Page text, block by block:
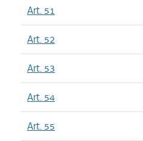
Art. 51
Art. 52
Art. 53
Art. 54
Art. 55